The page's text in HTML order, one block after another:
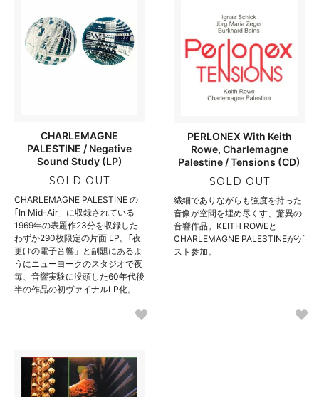
CHARLEMAGNE
PALESTINE / Negative
Sound Study (LP)
SOLD OUT
CHARLEMAGNE PALESTINE の
｢In Mid-Air」に収録されている
1969年の表題作23分を収録した
わずか290枚限定の片面 LP。｢夜
更けの電子音響」と副題にあるよ
うにニューヨークのスタジオで夜
毎、音響実験に没頭した60年代後
半の作品の初ヴァイナルLP化。
PERLONEX With Keith
Rowe, Charlemagne
Palestine / Tensions (CD)
SOLD OUT
繊細でありながらも強度を持った
音像が空間を埋め尽くす、驚異の
音響作品。KEITH ROWEと
CHARLEMAGNE PALESTINEがゲ
スト参加。